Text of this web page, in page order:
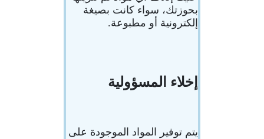
بحوزتك، سواء كانت بصيغة
إلكترونية أو مطبوعة.
إخلاء المسؤولية
يتم توفير المواد الموجودة على